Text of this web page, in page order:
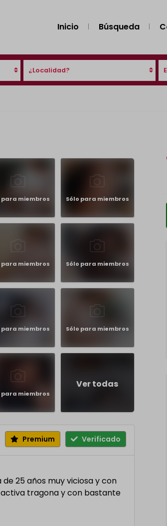
Inicio Búsqueda
¿Localidad?
para miembros Sólo para miembros
para miembros Sólo para miembros
para miembros Sólo para miembros
para miembros
Ver todas
Premium Verificado
25 años muy viciosa y con
tragona y con bastante